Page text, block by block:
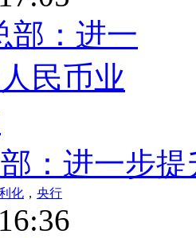
：进一步
化 ， 央行